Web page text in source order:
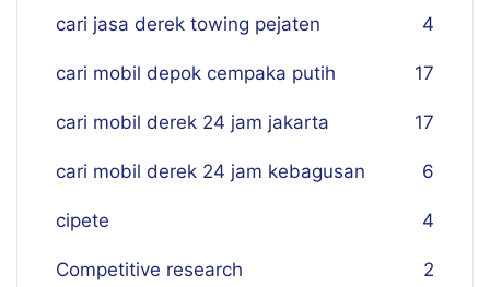
cari jasa derek towing pejaten 4
cari mobil depok cempaka putih 17
cari mobil derek 24 jam jakarta 17
cari mobil derek 24 jam kebagusan 6
cipete 4
Competitive research 2